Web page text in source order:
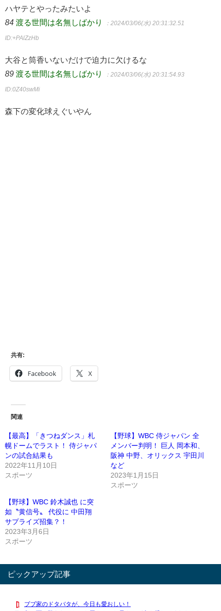
ハヤテとやったみたいよ
84 渡る世間は名無しばかり ：2024/03/06(水) 20:31:32.51
ID:+PAlZzHb
大谷と筒香いないだけで迫力に欠けるな
89 渡る世間は名無しばかり ：2024/03/06(水) 20:31:54.93
ID:0Z40swMi
森下の変化球えぐいやん
共有:
Facebook X
関連
【最高】「きつねダンス」札
幌ドームでラスト！ 侍ジャパ
ンの試合結果も
2022年11月10日
スポーツ
【野球】WBC 侍ジャパン 全
メンバー判明！ 巨人 岡本和、
阪神 中野、オリックス 宇田川
など
2023年1月15日
スポーツ
【野球】WBC 鈴木誠也 に突
如〝黄信号〟 代役に 中田翔
サプライズ招集？！
2023年3月6日
スポーツ
ピックアップ記事